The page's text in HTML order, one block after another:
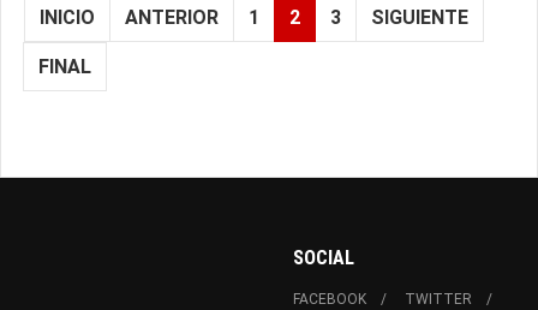
INICIO ANTERIOR 1 2 3 SIGUIENTE
FINAL
SOCIAL
FACEBOOK TWITTER